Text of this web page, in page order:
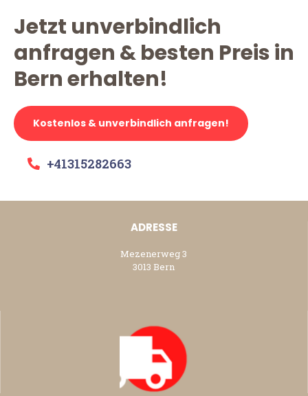
Jetzt unverbindlich
anfragen & besten Preis in
Bern erhalten!
Kostenlos & unverbindlich anfragen!
+41315282663
ADRESSE
Mezenerweg 3
3013 Bern